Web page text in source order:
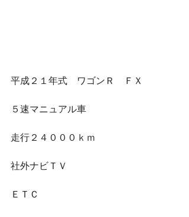
平成２１年式　ワゴンＲ　ＦＸ
５速マニュアル車
走行２４０００ｋｍ
社外ナビＴＶ
ＥＴＣ